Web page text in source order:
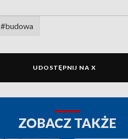
#budowa
UDOSTĘPNIJ NA X
ZOBACZ TAKŻE